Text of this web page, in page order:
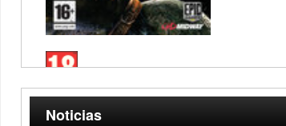
Noticias